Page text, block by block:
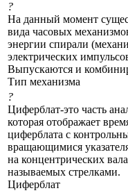
?
На данный момент
вида часовых
энергии спирали
электрических
Выпускаются и
Тип механизма
?
Циферблат-это часть
которая отображает
циферблата с
вращающимися
на концентрических
называемых стрелками.
Циферблат